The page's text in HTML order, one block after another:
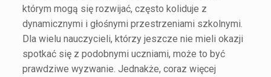
którym mogą się rozwijać, często koliduje z
dynamicznymi i głośnymi przestrzeniami szkolnymi.
Dla wielu nauczycieli, którzy jeszcze nie mieli okazji
spotkać się z podobnymi uczniami, może to być
prawdziwe wyzwanie. Jednakże, coraz więcej